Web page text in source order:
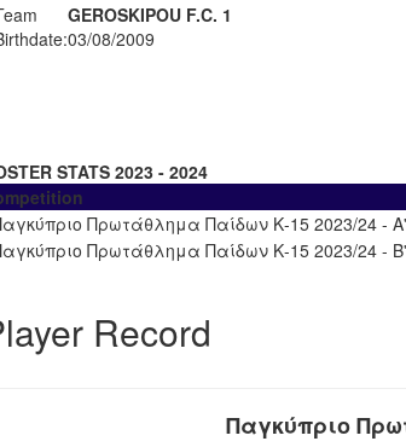
GEROSKIPOU F.C. 1
03/08/2009
STATS 2023 - 2024
Πρωτάθλημα Παίδων Κ-15 2023/24 -
Πρωτάθλημα Παίδων Κ-15 2023/24 -
Record
Παγκύπριο